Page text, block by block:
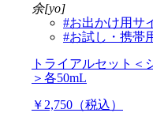
余[yo]
#お出かけ用サ
#お試し・携帯
トライアルセット＜
＞各50mL
￥2,750（税込）